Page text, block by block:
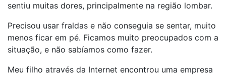
sentiu muitas dores, principalmente na região lombar.
Precisou usar fraldas e não conseguia se sentar, muito
menos ficar em pé. Ficamos muito preocupados com a
situação, e não sabíamos como fazer.
Meu filho através da Internet encontrou uma empresa